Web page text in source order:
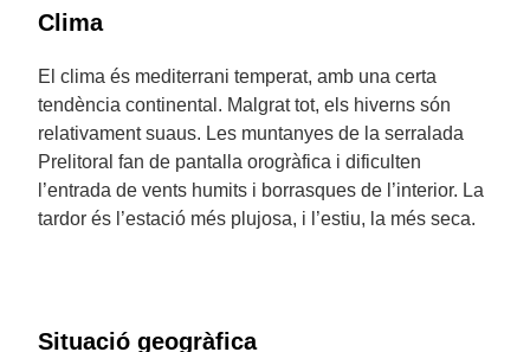
Clima
El clima és mediterrani temperat, amb una certa
tendència continental. Malgrat tot, els hiverns són
relativament suaus. Les muntanyes de la serralada
Prelitoral fan de pantalla orogràfica i dificulten
l’entrada de vents humits i borrasques de l’interior. La
tardor és l’estació més plujosa, i l’estiu, la més seca.
Situació geogràfica